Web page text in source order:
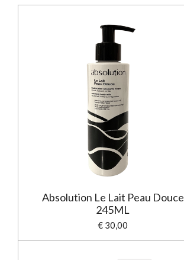
Absolution Le Lait Peau Douce
245ML
€ 30,00